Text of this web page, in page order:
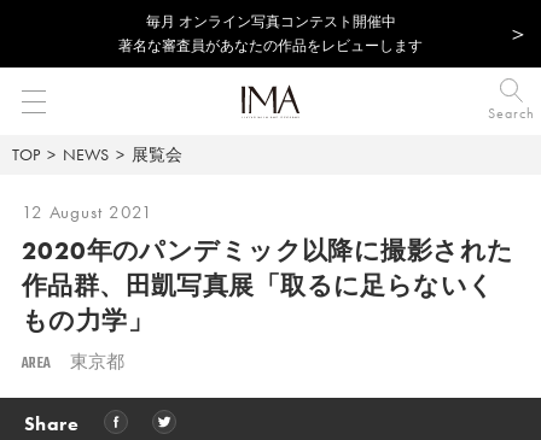
毎⽉ オンライン写真コンテスト開催中
著名な審査員があなたの作品をレビューします
Search
TOP NEWS 展覧会
12 August 2021
2020年のパンデミック以降に撮影された
作品群、
田凱写真展「取るに足らないく
もの力学」
AREA 東京都
Share